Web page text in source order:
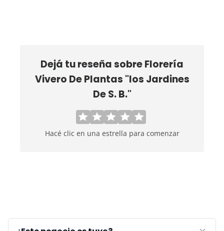
Dejá tu reseña sobreFlorería
Vivero De Plantas "los Jardines
De S. B."
Hacé clic en una estrella para comenzar